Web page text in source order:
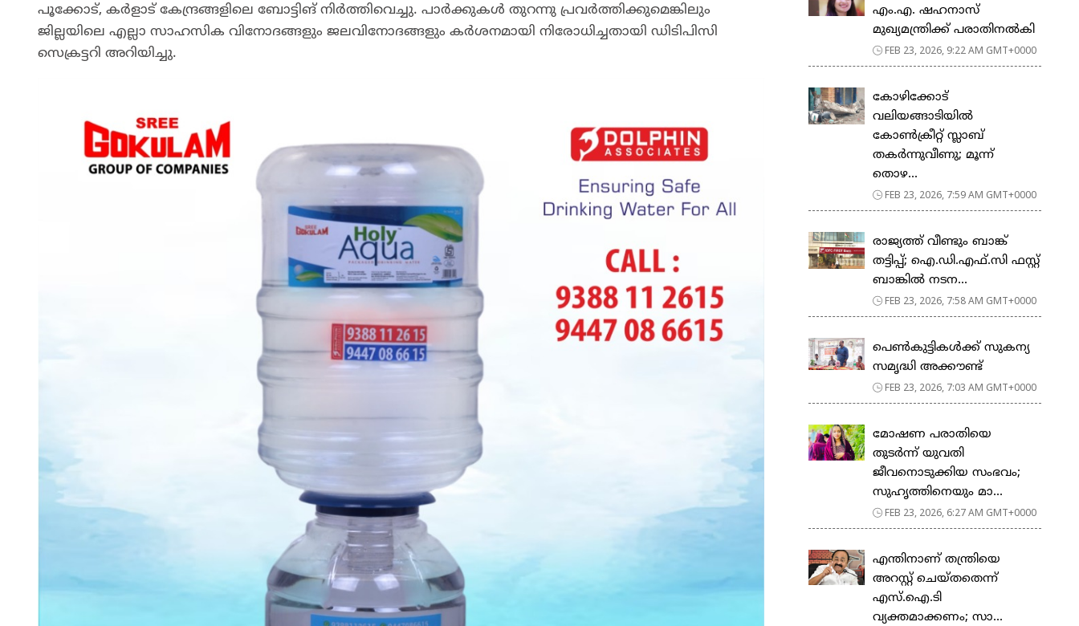
പൂക്കോട്, കർളാട് കേന്ദ്രങ്ങളിലെ ബോട്ടിങ് നിർത്തിവെച്ചു. പാർക്കുകൾ തുറന്നു പ്രവർത്തിക്കുമെങ്കിലും
ജില്ലയിലെ എല്ലാ സാഹസിക വിനോദങ്ങളും ജലവിനോദങ്ങളും കർശനമായി നിരോധിച്ചതായി ഡിടിപിസി
സെക്രട്ടറി അറിയിച്ചു.
എം.എ. ഷഹനാസ്
മുഖ്യമന്ത്രിക്ക് പരാതിനൽകി
FEB 23, 2026, 9:22 AM GMT+0000
കോഴിക്കോട്
വലിയങ്ങാടിയിൽ
കോൺക്രീറ്റ് സ്ലാബ്
തകർന്നുവീണു; മൂന്ന്
തൊഴ...
FEB 23, 2026, 7:59 AM GMT+0000
രാജ്യത്ത് വീണ്ടും ബാങ്ക്
തട്ടിപ്പ്; ഐ.ഡി.എഫ്.സി ഫസ്റ്റ്
ബാങ്കിൽ നടന...
FEB 23, 2026, 7:58 AM GMT+0000
പെ​ൺ​കു​ട്ടി​ക​ൾ​ക്ക് സു​ക​ന്യ
സ​മൃ​ദ്ധി അ​ക്കൗ​ണ്ട്
FEB 23, 2026, 7:03 AM GMT+0000
മോഷണ പരാതിയെ
തുടര്‍ന്ന് യുവതി
ജീവനൊടുക്കിയ സംഭവം;
സുഹൃത്തിനെയും മാ...
FEB 23, 2026, 6:27 AM GMT+0000
എന്തിനാണ് തന്ത്രിയെ
അറസ്റ്റ് ചെയ്തതെന്ന്
എസ്.ഐ.ടി
വ്യക്തമാക്കണം; സാ...